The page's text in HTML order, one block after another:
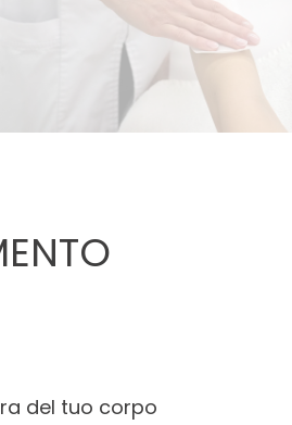
del tuo corpo